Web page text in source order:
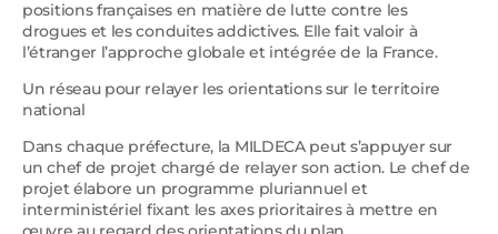
positions françaises en matière de lutte contre les
drogues et les conduites addictives. Elle fait valoir à
l’étranger l’approche globale et intégrée de la France.
Un réseau pour relayer les orientations sur le territoire
national
Dans chaque préfecture, la MILDECA peut s’appuyer sur
un chef de projet chargé de relayer son action. Le chef de
projet élabore un programme pluriannuel et
interministériel fixant les axes prioritaires à mettre en